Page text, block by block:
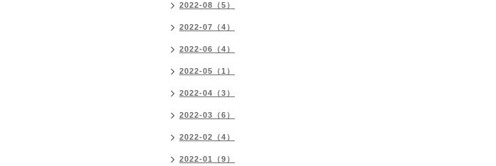
2022-08（5）
2022-07（4）
2022-06（4）
2022-05（1）
2022-04（3）
2022-03（6）
2022-02（4）
2022-01（9）